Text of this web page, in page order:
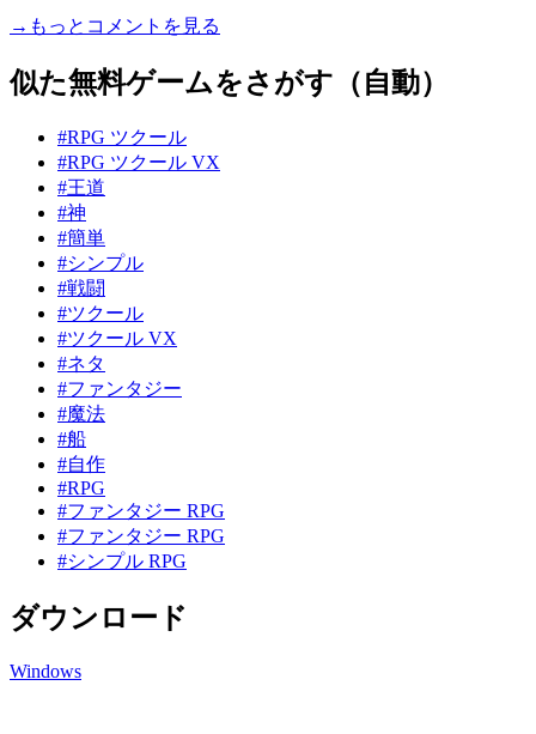
→もっとコメントを見る
似た無料ゲームをさがす（自動）
#RPG ツクール
#RPG ツクール VX
#王道
#神
#簡単
#シンプル
#戦闘
#ツクール
#ツクール VX
#ネタ
#ファンタジー
#魔法
#船
#自作
#RPG
#ファンタジー RPG
#ファンタジー RPG
#シンプル RPG
ダウンロード
Windows